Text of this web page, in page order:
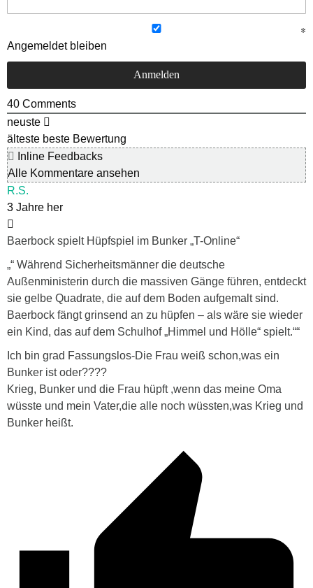
Angemeldet bleiben
40 Comments
neuste
älteste beste Bewertung
Inline Feedbacks
Alle Kommentare ansehen
R.S.
3 Jahre her
Baerbock spielt Hüpfspiel im Bunker „T-Online“
„“ Während Sicherheitsmänner die deutsche
Außenministerin durch die massiven Gänge führen, entdeckt
sie gelbe Quadrate, die auf dem Boden aufgemalt sind.
Baerbock fängt grinsend an zu hüpfen – als wäre sie wieder
ein Kind, das auf dem Schulhof „Himmel und Hölle“ spielt.““
Ich bin grad Fassungslos-Die Frau weiß schon,was ein
Bunker ist oder????
Krieg, Bunker und die Frau hüpft ,wenn das meine Oma
wüsste und mein Vater,die alle noch wüssten,was Krieg und
Bunker heißt.